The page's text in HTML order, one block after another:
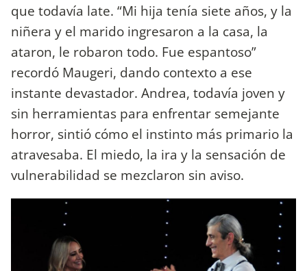
que todavía late. “Mi hija tenía siete años, y la
niñera y el marido ingresaron a la casa, la
ataron, le robaron todo. Fue espantoso”
recordó Maugeri, dando contexto a ese
instante devastador. Andrea, todavía joven y
sin herramientas para enfrentar semejante
horror, sintió cómo el instinto más primario la
atravesaba. El miedo, la ira y la sensación de
vulnerabilidad se mezclaron sin aviso.